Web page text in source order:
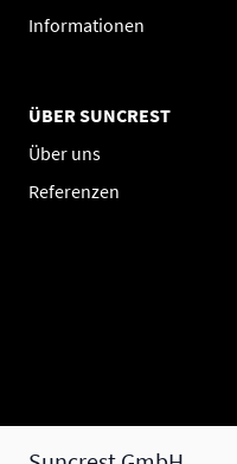
Informationen
ÜBER SUNCREST
Über uns
Referenzen